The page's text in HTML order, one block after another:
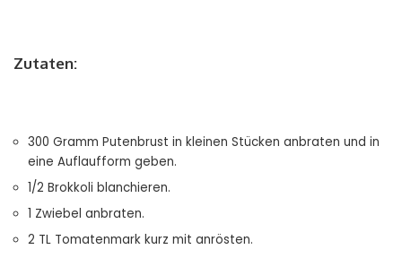
Zutaten:
300 Gramm Putenbrust in kleinen Stücken anbraten und in
eine Auflaufform geben.
1/2 Brokkoli blanchieren.
1 Zwiebel anbraten.
2 TL Tomatenmark kurz mit anrösten.